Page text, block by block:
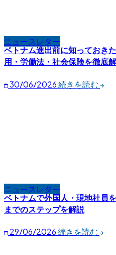
ニュースレター
ベトナム進出前に知っておき
用・労働法・社会保険を徹底
30/06/2026続きを読む
ニュースレター
ベトナムで外国人・現地社員
までのステップを解説
29/06/2026続きを読む